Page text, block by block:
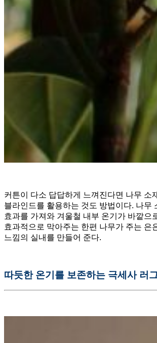
커튼이 다소 답답하게 느껴진다면 나무 소
블라인드를 활용하는 것도 방법이다. 나무
효과를 가져와 겨울철 내부 온기가 바깥으
효과적으로 막아주는 한편 나무가 주는 은
느낌의 실내를 만들어 준다.
따듯한 온기를 보존하는 극세사 러